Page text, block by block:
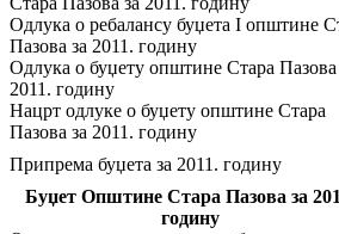
Одлука о ребалансу буџета I општине
Пазова за 2011. годину
Одлука о буџету општине Стара Пазова
2011. годину
Нацрт одлуке о буџету општине Стара
Пазова за 2011. годину
Припрема буџета за 2011. годину
Буџет Општине Стара Пазова за
годину